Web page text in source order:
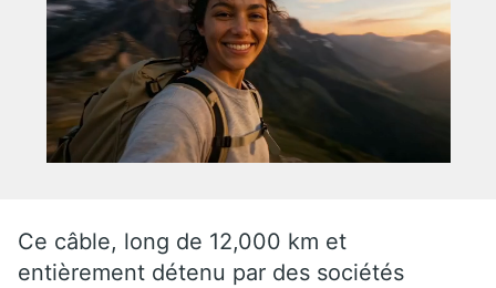
Ce câble, long de 12,000 km et
entièrement détenu par des sociétés